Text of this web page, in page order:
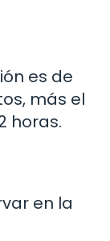
es de
más el
horas.
en la